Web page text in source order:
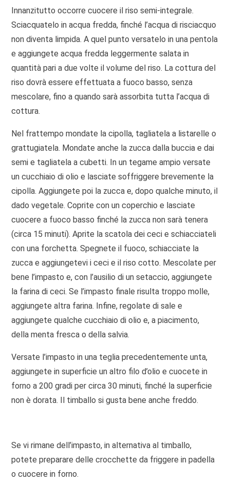
Innanzitutto occorre cuocere il riso semi-integrale.
Sciacquatelo in acqua fredda, finché l’acqua di risciacquo
non diventa limpida. A quel punto versatelo in una pentola
e aggiungete acqua fredda leggermente salata in
quantità pari a due volte il volume del riso. La cottura del
riso dovrà essere effettuata a fuoco basso, senza
mescolare, fino a quando sarà assorbita tutta l’acqua di
cottura.
Nel frattempo mondate la cipolla, tagliatela a listarelle o
grattugiatela. Mondate anche la zucca dalla buccia e dai
semi e tagliatela a cubetti. In un tegame ampio versate
un cucchiaio di olio e lasciate soffriggere brevemente la
cipolla. Aggiungete poi la zucca e, dopo qualche minuto, il
dado vegetale. Coprite con un coperchio e lasciate
cuocere a fuoco basso finché la zucca non sarà tenera
(circa 15 minuti). Aprite la scatola dei ceci e schiacciateli
con una forchetta. Spegnete il fuoco, schiacciate la
zucca e aggiungetevi i ceci e il riso cotto. Mescolate per
bene l’impasto e, con l’ausilio di un setaccio, aggiungete
la farina di ceci. Se l’impasto finale risulta troppo molle,
aggiungete altra farina. Infine, regolate di sale e
aggiungete qualche cucchiaio di olio e, a piacimento,
della menta fresca o della salvia.
Versate l’impasto in una teglia precedentemente unta,
aggiungete in superficie un altro filo d’olio e cuocete in
forno a 200 gradi per circa 30 minuti, finché la superficie
non è dorata. Il timballo si gusta bene anche freddo.
Se vi rimane dell’impasto, in alternativa al timballo,
potete preparare delle crocchette da friggere in padella
o cuocere in forno.